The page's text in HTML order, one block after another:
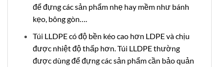
để đựng các sản phẩm nhẹ hay mềm như bánh
kẹo, bông gòn….
Túi LLDPE có độ bền kéo cao hơn LDPE và chịu
được nhiệt độ thấp hơn. Túi LLDPE thường
được dùng để đựng các sản phẩm cần bảo quản